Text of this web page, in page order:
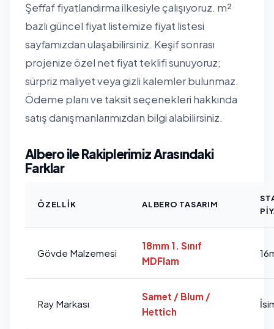
Şeffaf fiyatlandırma ilkesiyle çalışıyoruz. m²
bazlı güncel fiyat listemize fiyat listesi
sayfamızdanulaşabilirsiniz. Keşif sonrası
projenize özel net fiyat teklifi sunuyoruz;
sürpriz maliyet veya gizli kalemler bulunmaz.
Ödeme planı ve taksit seçenekleri hakkında
satış danışmanlarımızdan bilgi alabilirsiniz.
Albero ile Rakiplerimiz Arasındaki
Farklar
ÖZELLIK ALBERO TASARIM
Gövde Malzemesi
18mm 1. Sınıf
MDFlam
Ray Markası
Samet / Blum /
Hettich